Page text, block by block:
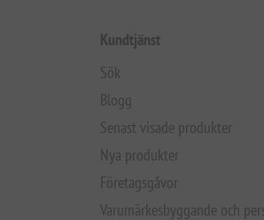
Kundtjänst
Sök
Blogg
Senast visade produkter
Nya produkter
Företagsgåvor
Varumärkesbyggande och